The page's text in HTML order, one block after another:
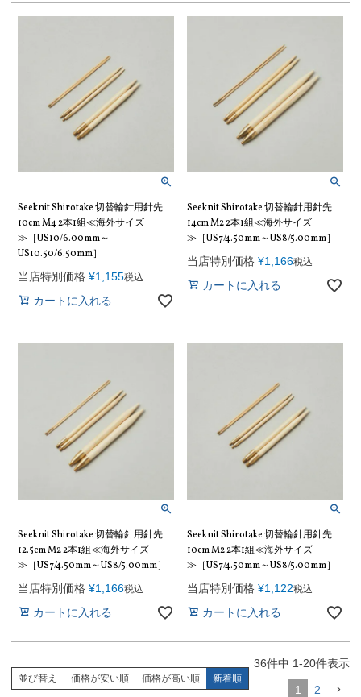
Seeknit Shirotake 切替輪針用針先
10cm M4 2本1組≪海外サイズ
≫［US10/6.00mm～
US10.50/6.50mm］
当店特別価格 ¥1,155税込
カートに入れる
Seeknit Shirotake 切替輪針用針先
14cm M2 2本1組≪海外サイズ
≫［US7/4.50mm～US8/5.00mm］
当店特別価格 ¥1,166税込
カートに入れる
Seeknit Shirotake 切替輪針用針先
12.5cm M2 2本1組≪海外サイズ
≫［US7/4.50mm～US8/5.00mm］
当店特別価格 ¥1,166税込
カートに入れる
Seeknit Shirotake 切替輪針用針先
10cm M2 2本1組≪海外サイズ
≫［US7/4.50mm～US8/5.00mm］
当店特別価格 ¥1,122税込
カートに入れる
並び替え 価格が安い順 価格が高い順 新着順
36件中 1-20件表示
1 2